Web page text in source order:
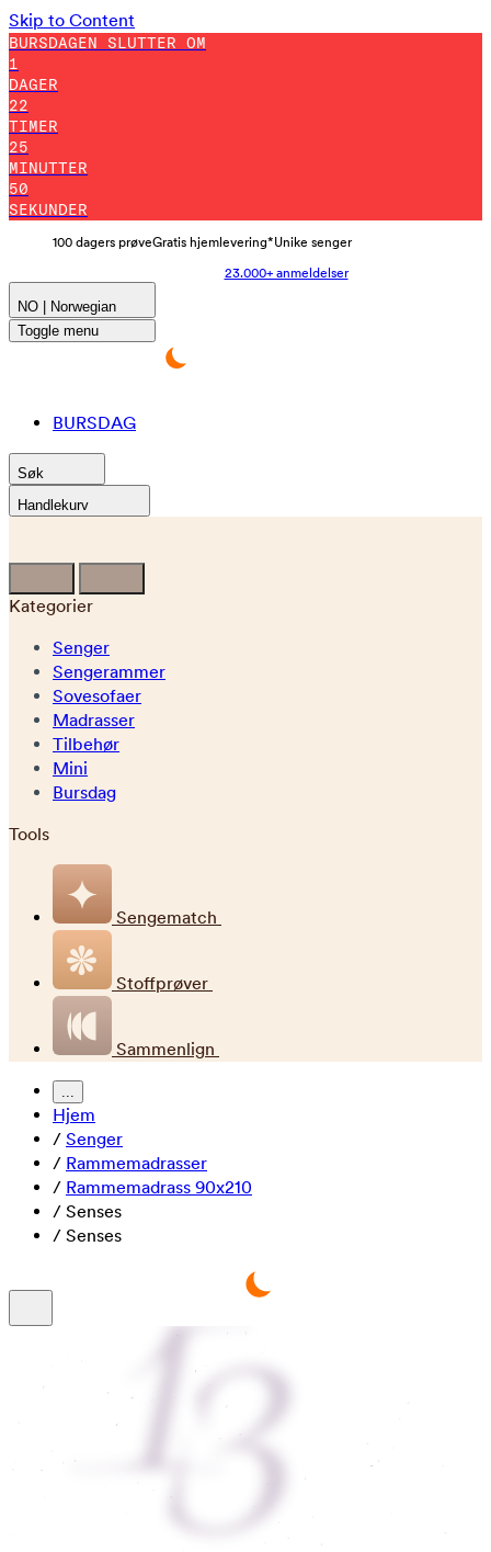
Skip to Content
BURSDAGEN SLUTTER OM
1
DAGER
22
TIMER
25
MINUTTER
43
SEKUNDER
100 dagers prøveGratis hjemlevering*Unike senger
23.000+ anmeldelser
NO | Norwegian
Toggle menu
BURSDAG
Søk
Handlekurv
Kategorier
Senger
Sengerammer
Sovesofaer
Madrasser
Tilbehør
Mini
Bursdag
Tools
Sengematch
Stoffprøver
Sammenlign
...
Hjem
/ Senger
/ Rammemadrasser
/ Rammemadrass 90x210
/ Senses
/ Senses